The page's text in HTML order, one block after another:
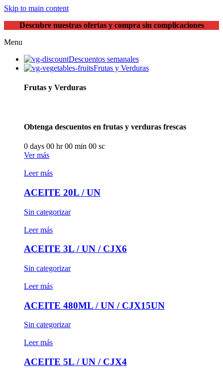
Skip to main content
Descubre nuestras ofertas y compra sin complicaciones
Menu
Descuentos semanales
Frutas y Verduras
Frutas y Verduras
Obtenga descuentos en frutas y verduras frescas
0 days 00 hr00 min 00 sc
Ver más
Leer más
ACEITE 20L / UN
Sin categorizar
Leer más
ACEITE 3L / UN / CJX6
Sin categorizar
Leer más
ACEITE 480ML / UN / CJX15UN
Sin categorizar
Leer más
ACEITE 5L / UN / CJX4